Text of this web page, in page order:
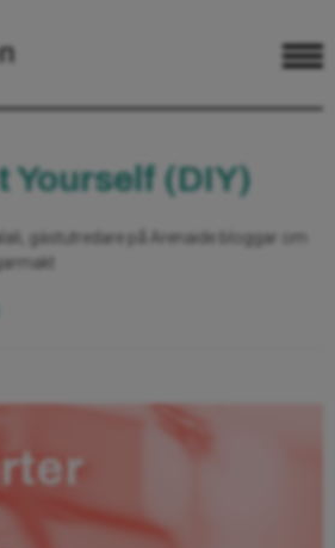
Yourself (DIY)
gästutredare på Arenaide bloggar om